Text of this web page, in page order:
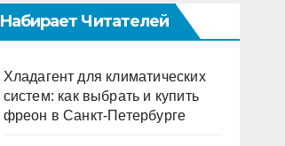
Набирает Читателей
Хладагент для климатических
систем: как выбрать и купить
фреон в Санкт-Петербурге